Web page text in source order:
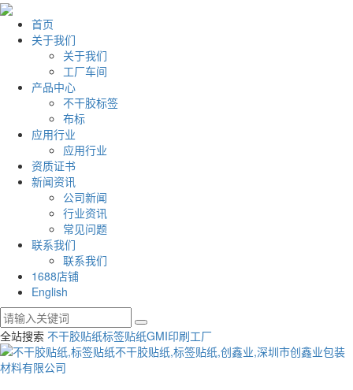
首页
关于我们
关于我们
工厂车间
产品中心
不干胶标签
布标
应用行业
应用行业
资质证书
新闻资讯
公司新闻
行业资讯
常见问题
联系我们
联系我们
1688店铺
English
全站搜索 不干胶贴纸标签贴纸GMI印刷工厂